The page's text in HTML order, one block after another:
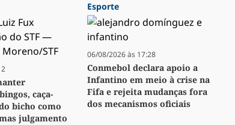
caça-
bicho como
julgamento
Esporte
06/08/2026 às 17:28
Conmebol declara apoio a
Infantino em meio à crise na
Fifa e rejeita mudanças fora
dos mecanismos oficiais